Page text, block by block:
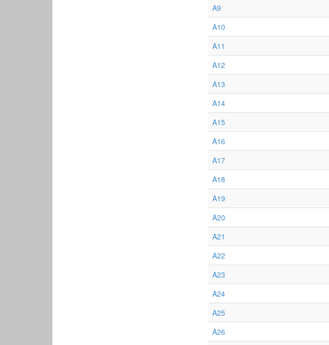
A9
A10
A11
A12
A13
A14
A15
A16
A17
A18
A19
A20
A21
A22
A23
A24
A25
A26